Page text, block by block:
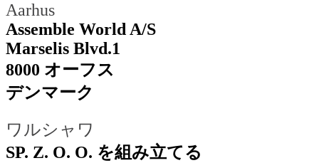
Aarhus
Assemble World A/S
Marselis Blvd.1
8000 オーフス
デンマーク
ワルシャワ
SP. Z. O. O. を組み立てる